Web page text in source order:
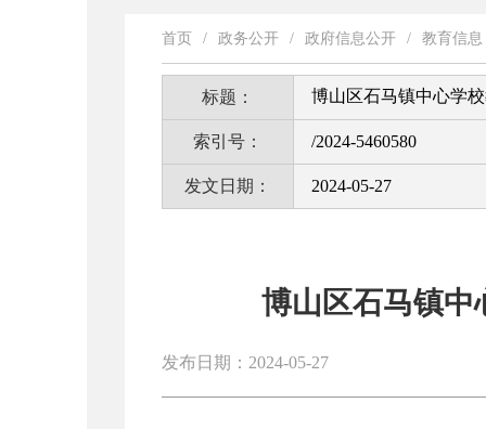
首页 / 政务公开 / 政府信息公开 / 教育信息
标题： 博山区石马镇中心学
索引号： /2024-5460580
发文日期： 2024-05-27
博山区石马镇中
发布日期：2024-05-27